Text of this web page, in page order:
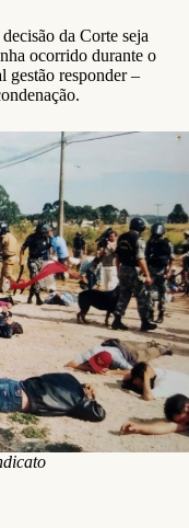
da Corte seja
ocorrido durante o
gestão responder –